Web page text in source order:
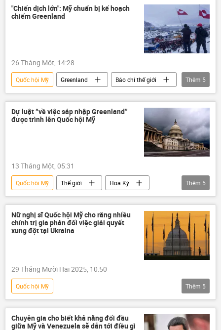
Venezuela
Đan Mạch
"Chiến dịch lớn": Mỹ chuẩn bị kế hoạch
chiếm Greenland
26 Tháng Một, 14:28
Quốc hội Mỹ Greenland
Báo chí thế giới
Thế giới
Chính trị
Hoa Kỳ
Nhà Trắng
Donald Trump
Thêm 5
Dự luật “về việc sáp nhập Greenland”
được trình lên Quốc hội Mỹ
13 Tháng Một, 05:31
Quốc hội Mỹ Thế giới
Hoa Kỳ
Greenland
Donald Trump
Đan Mạch
Venezuela NATO
Thêm 5
Nữ nghị sĩ Quốc hội Mỹ cho rằng nhiều
chính trị gia phản đối việc giải quyết
xung đột tại Ukraina
29 Tháng Mười Hai 2025, 10:50
Quốc hội Mỹ
Chiến dịch quân sự đặc biệt tại Ukraina
Thế giới
Hoa Kỳ
xung đột
Thêm 5
Chuyên gia cho biết khả năng đối đầu
giữa Mỹ và Venezuela sẽ dẫn tới điều gì